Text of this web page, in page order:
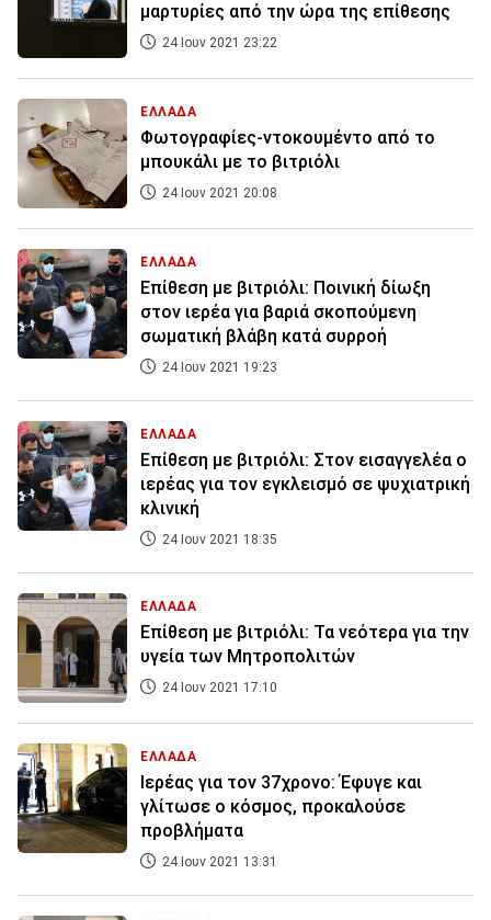
μαρτυρίες από την ώρα της επίθεσης
24 Ιουν 2021 23:22
ΕΛΛΑΔΑ
Φωτογραφίες-ντοκουμέντο από το
μπουκάλι με το βιτριόλι
24 Ιουν 2021 20:08
ΕΛΛΑΔΑ
Επίθεση με βιτριόλι: Ποινική δίωξη
στον ιερέα για βαριά σκοπούμενη
σωματική βλάβη κατά συρροή
24 Ιουν 2021 19:23
ΕΛΛΑΔΑ
Επίθεση με βιτριόλι: Στον εισαγγελέα ο
ιερέας για τον εγκλεισμό σε ψυχιατρική
κλινική
24 Ιουν 2021 18:35
ΕΛΛΑΔΑ
Επίθεση με βιτριόλι: Τα νεότερα για την
υγεία των Μητροπολιτών
24 Ιουν 2021 17:10
ΕΛΛΑΔΑ
Ιερέας για τον 37χρονο: Έφυγε και
γλίτωσε ο κόσμος, προκαλούσε
προβλήματα
24 Ιουν 2021 13:31